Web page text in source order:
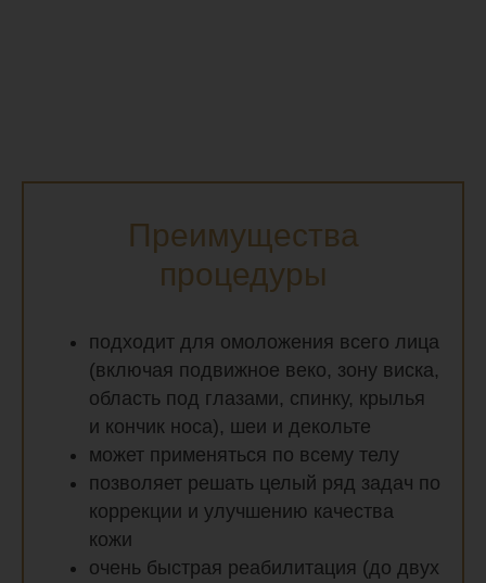
Преимущества
процедуры
подходит для омоложения всего лица
(включая подвижное веко, зону виска,
область под глазами, спинку, крылья
и кончик носа), шеи и декольте
может применяться по всему телу
позволяет решать целый ряд задач по
коррекции и улучшению качества
кожи
очень быстрая реабилитация (до двух